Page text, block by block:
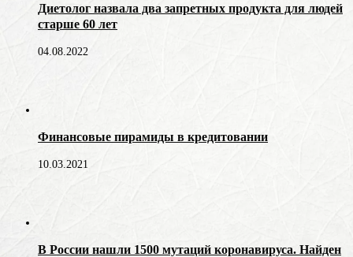
Диетолог назвала два запретных продукта для людей
старше 60 лет
04.08.2022
Финансовые пирамиды в кредитовании
10.03.2021
В России нашли 1500 мутаций коронавируса. Найден